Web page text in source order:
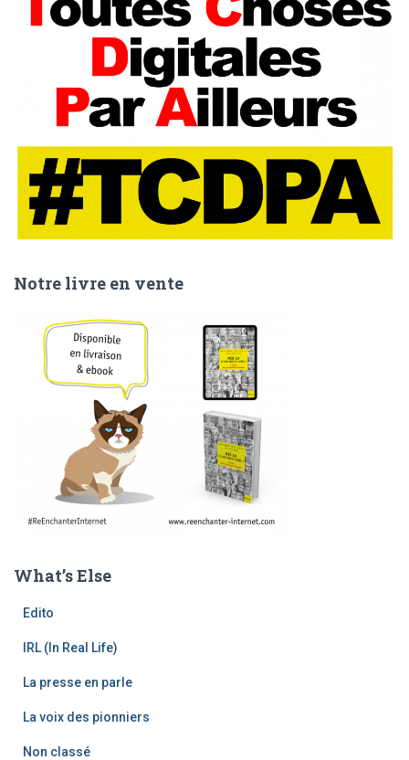
Notre livre en vente
What’s Else
Edito
IRL (In Real Life)
La presse en parle
La voix des pionniers
Non classé